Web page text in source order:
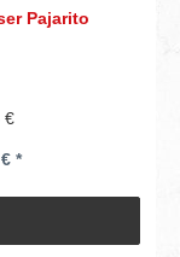
Pajarito
€
*